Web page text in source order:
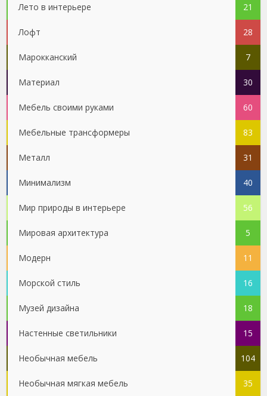
Лето в интерьере 21
Лофт 28
Марокканский 7
Материал 30
Мебель своими руками 60
Мебельные трансформеры 83
Металл 31
Минимализм 40
Мир природы в интерьере 56
Мировая архитектура 5
Модерн 11
Морской стиль 16
Музей дизайна 18
Настенные светильники 15
Необычная мебель 104
Необычная мягкая мебель 35